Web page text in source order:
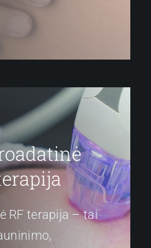
RF terapija – tai